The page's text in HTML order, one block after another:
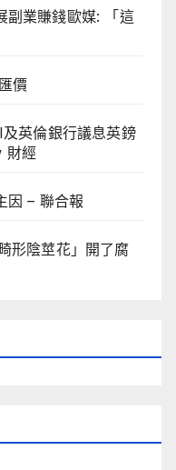
副業賺錢歐媒: 「這
價
及英倫銀行議息英鎊
財經
因 – 聯合報
形陰莖花」開了腐